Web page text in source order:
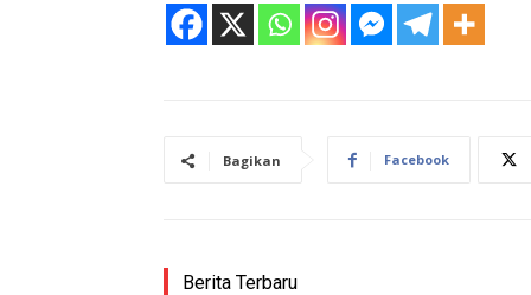
Bagikan Facebook
Berita Terbaru